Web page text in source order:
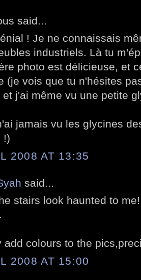
said...
! Je ne connaissais
industriels. Là tu
photo est délicieuse, et
(je vois que tu n'hésites
et j'ai même vu une petite
jamais vu les glycines
!)
2008 AT 13:35
said...
stairs look haunted to
add colours to the
2008 AT 15:00